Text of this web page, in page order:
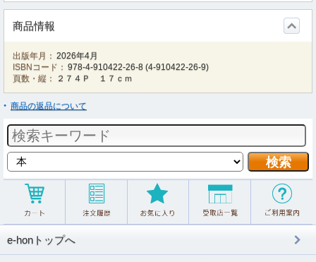
商品情報
出版年月： 2026年4月
ISBNコード： 978-4-910422-26-8 (4-910422-26-9)
頁数・縦：
２７４Ｐ １７ｃｍ
商品の返品について
e-honトップへ